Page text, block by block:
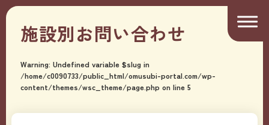
施設別お問い合わせ
Warning: Undefined variable $slug in
/home/c0090733/public_html/omusubi-portal.com/wp-
content/themes/wsc_theme/page.php on line5